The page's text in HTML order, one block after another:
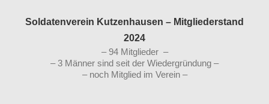
Soldatenverein Kutzenhausen – Mitgliederstand
2024
– 94 Mitglieder –
– 3 Männer sind seit der Wiedergründung –
– noch Mitglied im Verein –